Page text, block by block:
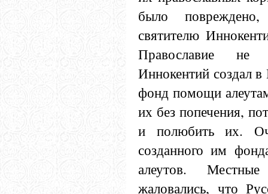
было повреждено,
святителю
Православие не
Иннокентий создал
фонд помощи
их без попечения,
и полюбить их.
созданного им
алеутов.
жаловались, что